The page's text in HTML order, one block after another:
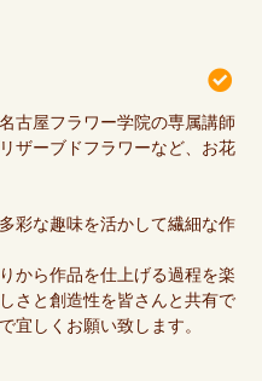
古屋フラワー学院の専属講師
ザーブドフラワーなど、お花
彩な趣味を活かして繊細な作
から作品を仕上げる過程を楽
さと創造性を皆さんと共有で
宜しくお願い致します。